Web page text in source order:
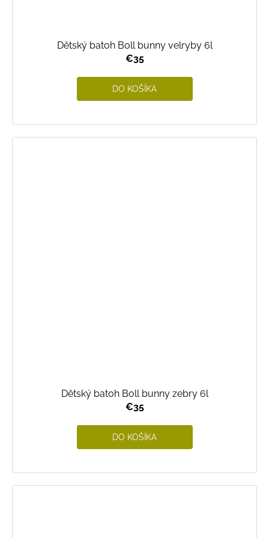
Dětský batoh Boll bunny velryby 6l
€35
DO KOŠÍKA
Dětský batoh Boll bunny zebry 6l
€35
DO KOŠÍKA